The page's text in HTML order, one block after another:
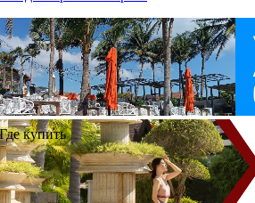
купить